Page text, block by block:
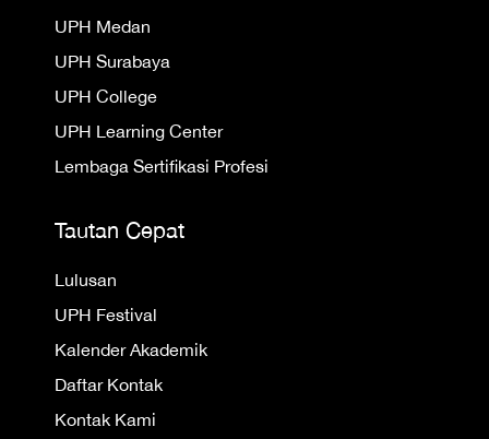
UPH Medan
UPH Surabaya
UPH College
UPH Learning Center
Lembaga Sertifikasi Profesi
Tautan Cepat
Lulusan
UPH Festival
Kalender Akademik
Daftar Kontak
Kontak Kami